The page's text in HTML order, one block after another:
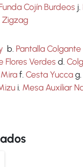
Cojín Burdeos j.
b. Pantalla Colgante
Flores Verdes d.
f. Cesta Yuccag.
i. Mesa Auxiliar